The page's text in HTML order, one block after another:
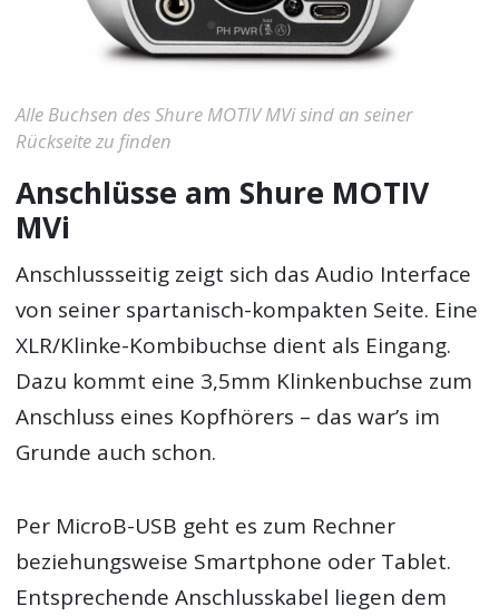
Alle Buchsen des Shure MOTIV MVi sind an seiner
Rückseite zu finden
Anschlüsse am Shure MOTIV
MVi
Anschlussseitig zeigt sich das Audio Interface
von seiner spartanisch-kompakten Seite. Eine
XLR/Klinke-Kombibuchse dient als Eingang.
Dazu kommt eine 3,5mm Klinkenbuchse zum
Anschluss eines Kopfhörers – das war’s im
Grunde auch schon.
Per MicroB-USB geht es zum Rechner
beziehungsweise Smartphone oder Tablet.
Entsprechende Anschlusskabel liegen dem